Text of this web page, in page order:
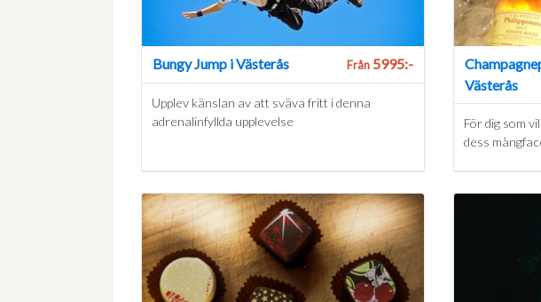
Bungy Jump i Västerås Från5995:-
Upplev känslan av att sväva fritt i denna
adrenalinfyllda upplevelse
Västerås
För dig som
dess